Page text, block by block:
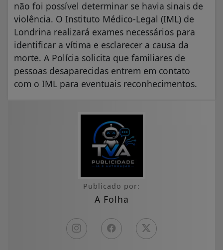
não foi possível determinar se havia sinais de
violência. O Instituto Médico-Legal (IML) de
Londrina realizará exames necessários para
identificar a vítima e esclarecer a causa da
morte. A Polícia solicita que familiares de
pessoas desaparecidas entrem em contato
com o IML para eventuais reconhecimentos.
Publicado por:
A Folha